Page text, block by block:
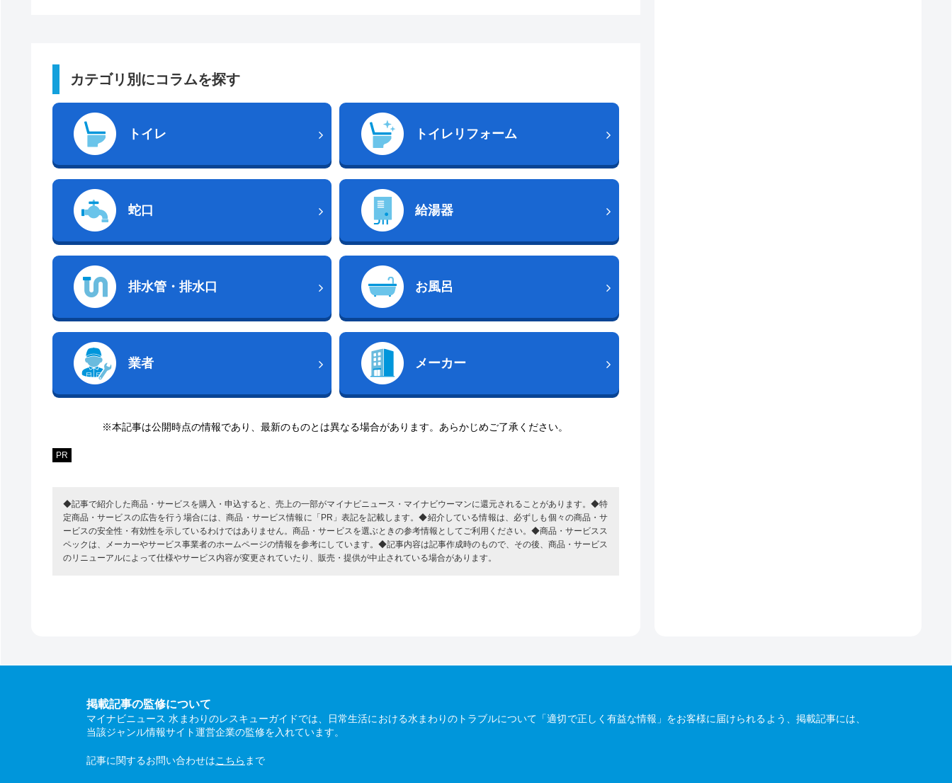
カテゴリ別にコラムを探す
トイレ トイレリフォーム
蛇口 給湯器
排水管・排水口 お風呂
業者 メーカー
※本記事は公開時点の情報であり、最新のものとは異なる場合があります。あらかじめご了承ください。
PR
◆記事で紹介した商品・サービスを購入・申込すると、売上の一部がマイナビニュース・マイナビウーマンに還元されることがあります。◆特
定商品・サービスの広告を行う場合には、商品・サービス情報に「PR」表記を記載します。◆紹介している情報は、必ずしも個々の商品・サ
ービスの安全性・有効性を示しているわけではありません。商品・サービスを選ぶときの参考情報としてご利用ください。◆商品・サービスス
ペックは、メーカーやサービス事業者のホームページの情報を参考にしています。◆記事内容は記事作成時のもので、その後、商品・サービス
のリニューアルによって仕様やサービス内容が変更されていたり、販売・提供が中止されている場合があります。
掲載記事の監修について
マイナビニュース 水まわりのレスキューガイドでは、日常生活における水まわりのトラブルについて「適切で正しく有益な情報」をお客様に届けられるよう、掲載記事には、
当該ジャンル情報サイト運営企業の監修を入れています。
記事に関するお問い合わせはこちら まで